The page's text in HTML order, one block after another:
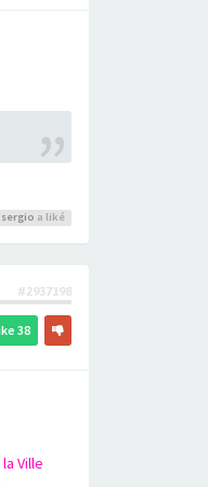
sergio a liké
#2937198
38
Ville